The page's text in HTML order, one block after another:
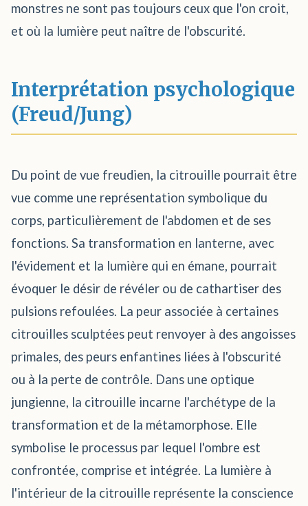
monstres ne sont pas toujours ceux que l'on croit,
et où la lumière peut naître de l'obscurité.
Interprétation psychologique
(Freud/Jung)
Du point de vue freudien, la citrouille pourrait être
vue comme une représentation symbolique du
corps, particulièrement de l'abdomen et de ses
fonctions. Sa transformation en lanterne, avec
l'évidement et la lumière qui en émane, pourrait
évoquer le désir de révéler ou de cathartiser des
pulsions refoulées. La peur associée à certaines
citrouilles sculptées peut renvoyer à des angoisses
primales, des peurs enfantines liées à l'obscurité
ou à la perte de contrôle. Dans une optique
jungienne, la citrouille incarne l'archétype de la
transformation et de la métamorphose. Elle
symbolise le processus par lequel l'ombre est
confrontée, comprise et intégrée. La lumière à
l'intérieur de la citrouille représente la conscience